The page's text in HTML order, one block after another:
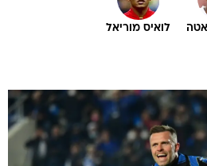
לואיס מוריאל